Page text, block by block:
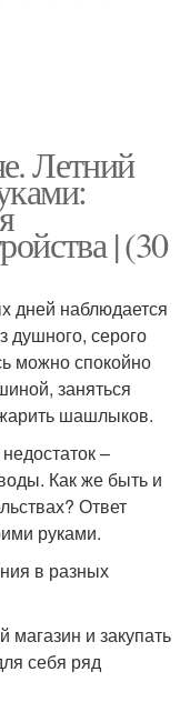
Летний
| (30
дней наблюдается
душного, серого
можно спокойно
заняться
шашлыков.
–
Как же быть и
Ответ
руками.
в разных
магазин и закупать
себя ряд